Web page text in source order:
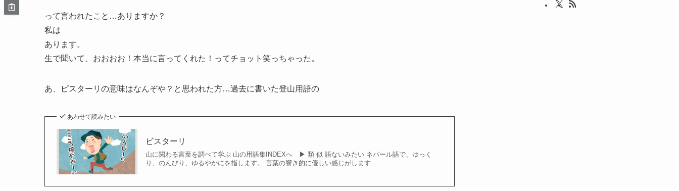
って言われたこと…ありますか？
私は
あります。
生で聞いて、 おおおお！本当に言ってくれた！ ってチョット笑っちゃった。
あ、ピスターリの意味はなんぞや？と思われた方…過去に書いた登山用語の
あわせて読みたい
ビスターリ
山に関わる言葉を調べて学ぶ 山の用語集INDEXへ ▶ 類 似 語ないみたい ネパール語で、ゆっく
り、のんびり、ゆるやかにを指します。 言葉の響き的に優しい感じがします...